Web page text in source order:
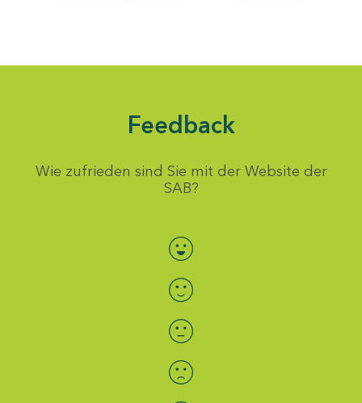
Feedback
Wie zufrieden sind Sie mit der Website der
SAB?
Bewertung auswählen